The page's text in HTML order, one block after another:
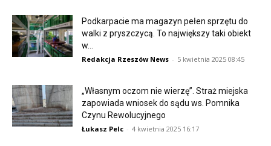
Podkarpacie ma magazyn pełen sprzętu do
walki z pryszczycą. To największy taki obiekt
w...
Redakcja Rzeszów News - 5 kwietnia 2025 08:45
„Własnym oczom nie wierzę”. Straż miejska
zapowiada wniosek do sądu ws. Pomnika
Czynu Rewolucyjnego
Łukasz Pelc - 4 kwietnia 2025 16:17